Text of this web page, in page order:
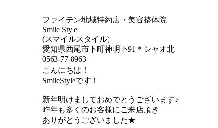
ファイテン地域特約店・美容整体院
Smile Style
(スマイルスタイル)
愛知県西尾市下町神明下91＊シャオ北
0563-77-8963
こんにちは！
SmileStyleです！
新年明けましておめでとうございます♪
昨年も多くのお客様にご来店頂き
ありがとうございました★